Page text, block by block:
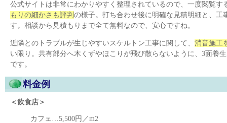
公式サイトは非常にわかりやすく整理されているので、一度閲覧す
もりの細かさも評判 の様子。打ち合わせ後に明確な見積明細と、工
す。相談から見積もりまで全て無料なので、安心ですね。
近隣とのトラブルが生じやすいスケルトン工事に関して、 消音施工
い限り。共有部分へ木くずやほこりが飛び散らないように、3面養
です。
料金例
＜飲食店＞
カフェ…5,500円／m2